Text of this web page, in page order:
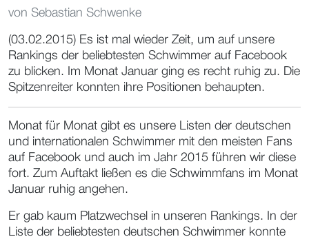
von Sebastian Schwenke
(03.02.2015) Es ist mal wieder Zeit, um auf unsere
Rankings der beliebtesten Schwimmer auf Facebook
zu blicken. Im Monat Januar ging es recht ruhig zu. Die
Spitzenreiter konnten ihre Positionen behaupten.
Monat für Monat gibt es unsere Listen der deutschen
und internationalen Schwimmer mit den meisten Fans
auf Facebook und auch im Jahr 2015 führen wir diese
fort. Zum Auftakt ließen es die Schwimmfans im Monat
Januar ruhig angehen.
Er gab kaum Platzwechsel in unseren Rankings. In der
Liste der beliebtesten deutschen Schwimmer konnte